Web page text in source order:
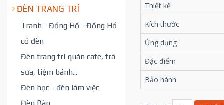
ĐÈN TRANG TRÍ
Tranh - Đồng Hồ - Đồng Hồ
có đèn
Đèn trang trí quán cafe, trà
sữa, tiệm bánh...
Đèn học - đèn làm việc
Đèn Bàn
Thiết kế
Kích thước
Ứng dụng
Đặc điểm
Bảo hành